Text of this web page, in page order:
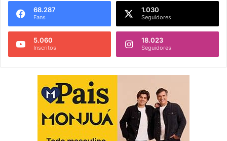
68.287
Fans
1.030
Seguidores
5.060
Inscritos
18.023
Seguidores